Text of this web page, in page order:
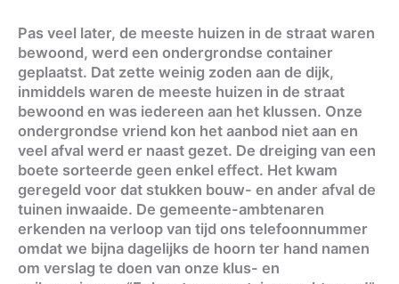
Pas veel later, de meeste huizen in de straat waren
bewoond, werd een ondergrondse container
geplaatst. Dat zette weinig zoden aan de dijk,
inmiddels waren de meeste huizen in de straat
bewoond en was iedereen aan het klussen. Onze
ondergrondse vriend kon het aanbod niet aan en
veel afval werd er naast gezet. De dreiging van een
boete sorteerde geen enkel effect. Het kwam
geregeld voor dat stukken bouw- en ander afval de
tuinen inwaaide. De gemeente-ambtenaren
erkenden na verloop van tijd ons telefoonnummer
omdat we bijna dagelijks de hoorn ter hand namen
om verslag te doen van onze klus- en